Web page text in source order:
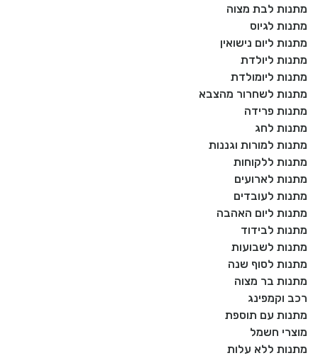
מתנות לבת מצוה
מתנות לגיוס
מתנות ליום נישואין
מתנות ליולדת
מתנות ליומולדת
מתנות לשחרור מהצבא
מתנות פרידה
מתנות לחג
מתנות למורות וגננות
מתנות ללקוחות
מתנות לארועים
מתנות לעובדים
מתנות ליום האהבה
מתנות לבידוד
מתנות לשבועות
מתנות לסוף שנה
מתנות בר מצוה
רכב וקמפינג
מתנות עם תוספת
מוצרי חשמל
מתנות ללא עלות